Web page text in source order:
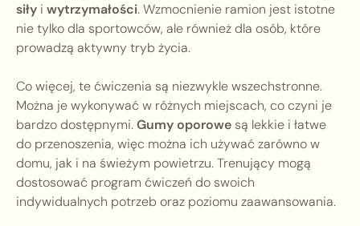
siły i wytrzymałości. Wzmocnienie ramion jest istotne
nie tylko dla sportowców, ale również dla osób, które
prowadzą aktywny tryb życia.
Co więcej, te ćwiczenia są niezwykle wszechstronne.
Można je wykonywać w różnych miejscach, co czyni je
bardzo dostępnymi.Gumy oporowe są lekkie i łatwe
do przenoszenia, więc można ich używać zarówno w
domu, jak i na świeżym powietrzu. Trenujący mogą
dostosować program ćwiczeń do swoich
indywidualnych potrzeb oraz poziomu zaawansowania.